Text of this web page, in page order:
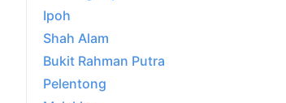
Ipoh
Shah Alam
Bukit Rahman Putra
Pelentong